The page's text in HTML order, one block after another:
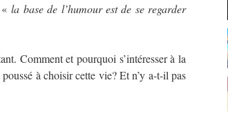
«la base de l’humour est de se regarder
Comment et pourquoi s’intéresser à la
à choisir cette vie? Et n’y a-t-il pas